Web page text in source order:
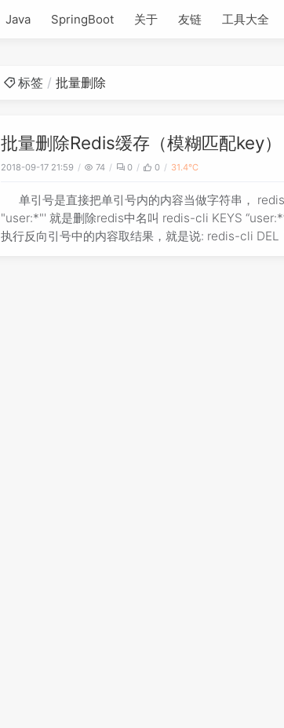
Java SpringBoot 关于 友链 工具大全
标签 批量删除
批量删除Redis缓存（模糊匹配key）
2018-09-17 21:59 74 0 0 31.4℃
单引号是直接把单引号内的内容当做字符串，
"user:*"' 就是删除redis中名叫 redis-cli KEYS
执行反向引号中的内容取结果，就是说: redis-cli